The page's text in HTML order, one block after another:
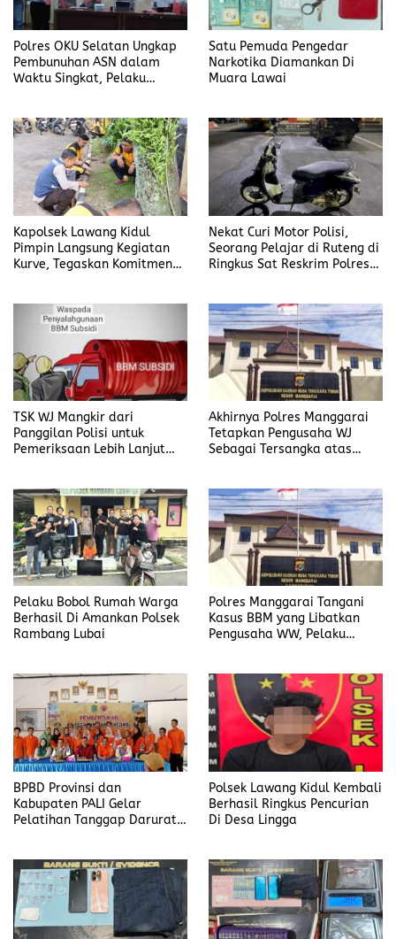
Polres OKU Selatan Ungkap
Pembunuhan ASN dalam
Waktu Singkat, Pelaku
Satu Pemuda Pengedar
Narkotika Diamankan Di
Muara Lawai
Kapolsek Lawang Kidul
Pimpin Langsung Kegiatan
Kurve, Tegaskan Komitmen
Nekat Curi Motor Polisi,
Seorang Pelajar di Ruteng di
Ringkus Sat Reskrim Polres
TSK WJ Mangkir dari
Panggilan Polisi untuk
Pemeriksaan Lebih Lanjut
Apa?
Akhirnya Polres Manggarai
Tetapkan Pengusaha WJ
Sebagai Tersangka atas
Pelaku Bobol Rumah Warga
Berhasil Di Amankan Polsek
Rambang Lubai
Polres Manggarai Tangani
Kasus BBM yang Libatkan
Pengusaha WW, Pelaku
BPBD Provinsi dan
Kabupaten PALI Gelar
Pelatihan Tanggap Darurat
Polsek Lawang Kidul Kembali
Berhasil Ringkus Pencurian
Di Desa Lingga